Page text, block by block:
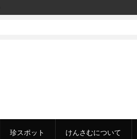
珍スポット けんさむについて